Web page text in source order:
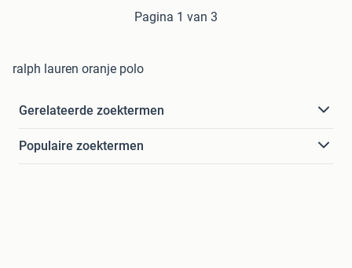
Pagina 1 van 3
ralph lauren oranje polo
Gerelateerde zoektermen
Populaire zoektermen